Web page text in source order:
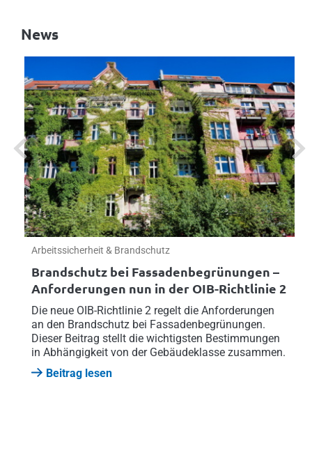
News
Previous Next
Arbeitssicherheit & Brandschutz
Brandschutz bei Fassadenbegrünungen –
Anforderungen nun in der OIB-Richtlinie 2
Die neue OIB-Richtlinie 2 regelt die Anforderungen
an den Brandschutz bei Fassadenbegrünungen.
Dieser Beitrag stellt die wichtigsten Bestimmungen
in Abhängigkeit von der Gebäudeklasse zusammen.
Beitrag lesen